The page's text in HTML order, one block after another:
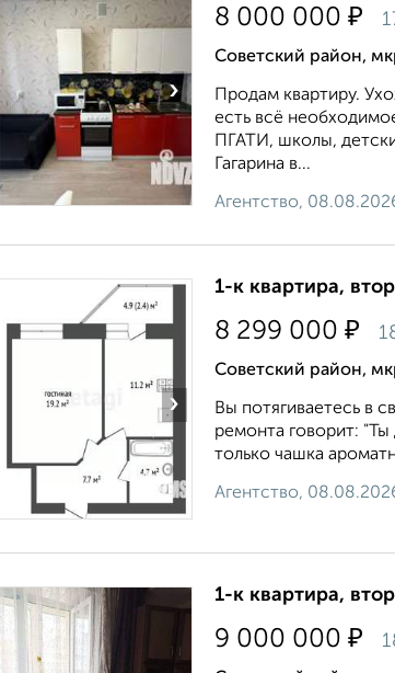
›
8 000 000 ₽
Советский район,
Продам квартиру.
есть вcё
ПГАТИ, школы,
Гагарина в...
Агентство,
›
1-к квартира,
8 299 000 ₽
Советский район,
Вы потягиваетесь в
ремонта говорит:
только чашка
Агентство,
1-к квартира,
9 000 000 ₽